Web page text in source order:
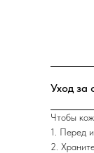
Уход за
Чтобы
1. Перед
2.